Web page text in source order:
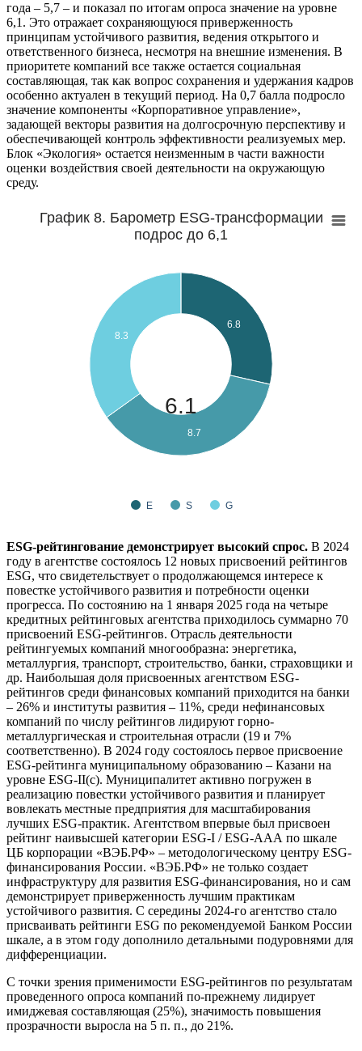
года – 5,7 – и показал по итогам опроса значение на уровне
6,1. Это отражает сохраняющуюся приверженность
принципам устойчивого развития, ведения открытого и
ответственного бизнеса, несмотря на внешние изменения. В
приоритете компаний все также остается социальная
составляющая, так как вопрос сохранения и удержания кадров
особенно актуален в текущий период. На 0,7 балла подросло
значение компоненты «Корпоративное управление»,
задающей векторы развития на долгосрочную перспективу и
обеспечивающей контроль эффективности реализуемых мер.
Блок «Экология» остается неизменным в части важности
оценки воздействия своей деятельности на окружающую
среду.
График 8. Барометр ESG-трансформации
подрос до 6,1
6.1
6.8
8.7
8.3
E S G
ESG-рейтингование демонстрирует высокий спрос. В 2024
году в агентстве состоялось 12 новых присвоений рейтингов
ESG, что свидетельствует о продолжающемся интересе к
повестке устойчивого развития и потребности оценки
прогресса. По состоянию на 1 января 2025 года на четыре
кредитных рейтинговых агентства приходилось суммарно 70
присвоений ESG-рейтингов. Отрасль деятельности
рейтингуемых компаний многообразна: энергетика,
металлургия, транспорт, строительство, банки, страховщики и
др. Наибольшая доля присвоенных агентством ESG-
рейтингов среди финансовых компаний приходится на банки
– 26% и институты развития – 11%, среди нефинансовых
компаний по числу рейтингов лидируют горно-
металлургическая и строительная отрасли (19 и 7%
соответственно). В 2024 году состоялось первое присвоение
ESG-рейтинга муниципальному образованию – Казани на
уровне ESG-II(c). Муниципалитет активно погружен в
реализацию повестки устойчивого развития и планирует
вовлекать местные предприятия для масштабирования
лучших ESG-практик. Агентством впервые был присвоен
рейтинг наивысшей категории ESG-I / ESG-AAА по шкале
ЦБ корпорации «ВЭБ.РФ» – методологическому центру ESG-
финансирования России. «ВЭБ.РФ» не только создает
инфраструктуру для развития ESG-финансирования, но и сам
демонстрирует приверженность лучшим практикам
устойчивого развития. С середины 2024-го агентство стало
присваивать рейтинги ESG по рекомендуемой Банком России
шкале, а в этом году дополнило детальными подуровнями для
дифференциации.
С точки зрения применимости ESG-рейтингов по результатам
проведенного опроса компаний по-прежнему лидирует
имиджевая составляющая (25%), значимость повышения
прозрачности выросла на 5 п. п., до 21%.